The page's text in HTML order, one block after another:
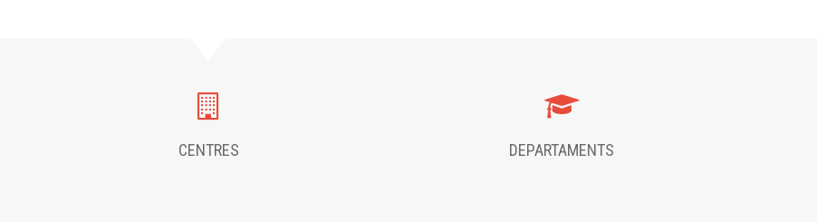
CENTRES DEPARTAMENTS